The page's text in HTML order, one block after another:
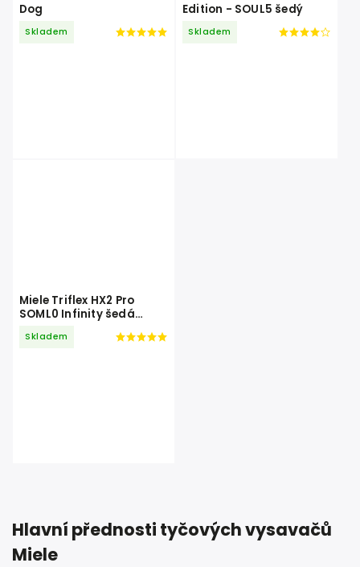
Dog
Skladem
Edition - SOUL5 šedý
Skladem
Miele Triflex HX2 Pro
SOML0 Infinity šedá
Skladem
Hlavní přednosti tyčových vysavačů
Miele